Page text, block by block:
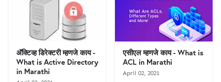
अ‍ॅक्टिव्ह डिरेक्टरी म्हणजे काय -
What is Active Directory
in Marathi
एसीएल म्हणजे काय - What is
ACL in Marathi
April 02, 2021